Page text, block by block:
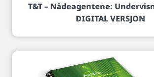
T&T – Nådeagentene:
DIGITAL VERSJON